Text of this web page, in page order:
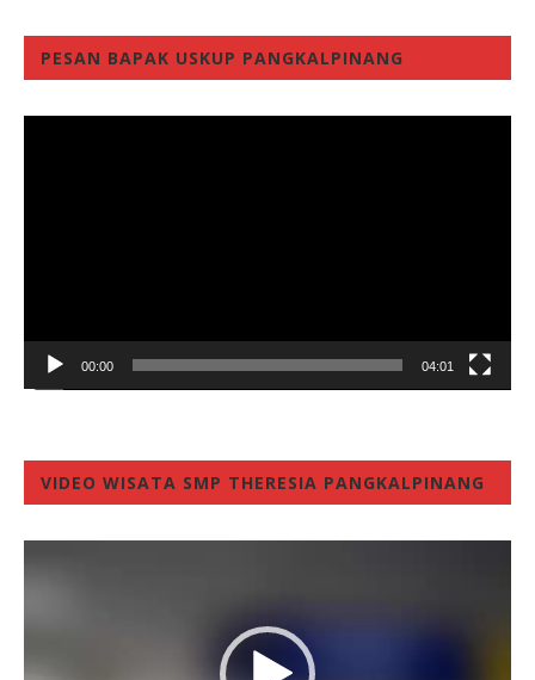
PESAN BAPAK USKUP PANGKALPINANG
00:00 04:01
VIDEO WISATA SMP THERESIA PANGKALPINANG